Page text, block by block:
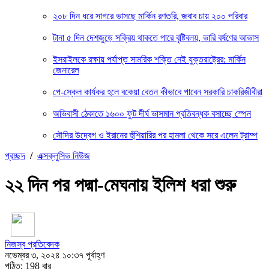
২০৮ দিন ধরে সাগরে ভাসছে মার্কিন রণতরি, জবাব চায় ২০০ পরিবার
টানা ৫ দিন দেশজুড়ে সক্রিয় থাকতে পারে বৃষ্টিবলয়, ভারি বর্ষণের আভাস
ইসরাইলকে রক্ষায় পর্যাপ্ত সামরিক শক্তি নেই যুক্তরাষ্ট্রের: মার্কিন
জেনারেল
পে-স্কেল কার্যকর হলে বকেয়া বেতন কীভাবে পাবেন সরকারি চাকরিজীবীরা
অভিবাসী ঠেকাতে ১৬০০ ফুট দীর্ঘ ভাসমান প্রতিবন্ধক বসাচ্ছে স্পেন
সৌদির উদ্বেগ ও ইরানের হুঁশিয়ারির পর হামলা থেকে সরে এলেন ট্রাম্প
প্রচ্ছদ / এক্সক্লুসিভ নিউজ
২২ দিন পর পদ্মা-মেঘনায় ইলিশ ধরা শুরু
নিজস্ব প্রতিবেদক
নভেম্বর ৩, ২০২৪ ১০:৩৭ পূর্বাহ্ণ
পঠিত: 198 বার